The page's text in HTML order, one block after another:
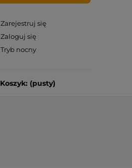
Zarejestruj się
Zaloguj się
Koszyk: (pusty)